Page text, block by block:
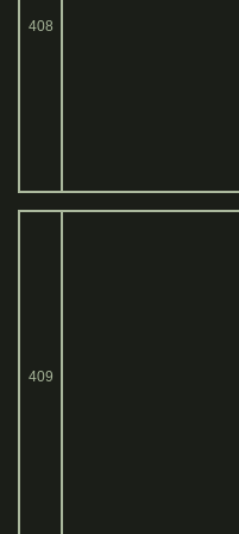
408
409